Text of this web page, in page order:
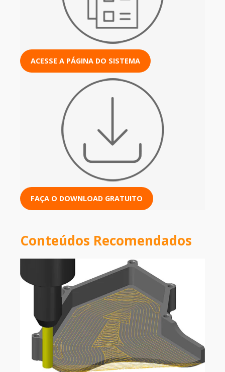
ACESSE A PÁGINA DO SISTEMA
FAÇA O DOWNLOAD GRATUITO
Conteúdos Recomendados